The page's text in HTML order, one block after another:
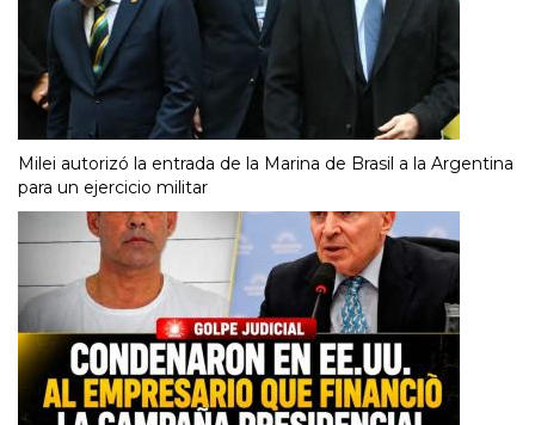
Milei autorizó la entrada de la Marina de Brasil a la Argentina
para un ejercicio militar